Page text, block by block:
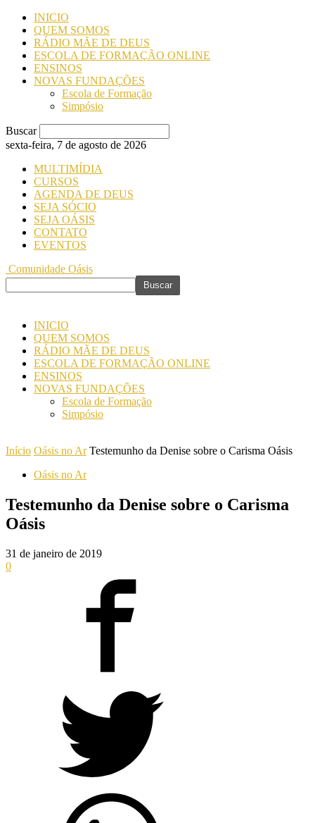
INICIO
QUEM SOMOS
RÁDIO MÃE DE DEUS
ESCOLA DE FORMAÇÃO ONLINE
ENSINOS
NOVAS FUNDAÇÕES
Escola de Formação
Simpósio
Buscar
sexta-feira, 7 de agosto de 2026
MULTIMÍDIA
CURSOS
AGENDA DE DEUS
SEJA SÓCIO
SEJA OÁSIS
CONTATO
EVENTOS
Comunidade Oásis
INICIO
QUEM SOMOS
RÁDIO MÃE DE DEUS
ESCOLA DE FORMAÇÃO ONLINE
ENSINOS
NOVAS FUNDAÇÕES
Escola de Formação
Simpósio
Início Oásis no Ar Testemunho da Denise sobre o Carisma Oásis
Oásis no Ar
Testemunho da Denise sobre o Carisma
Oásis
31 de janeiro de 2019
0